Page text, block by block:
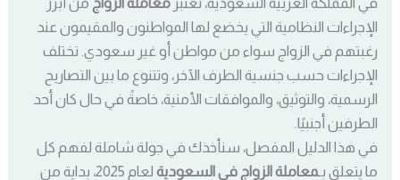
الإجراءات النظامية التي يخضع لها المواطنون والمقيمون عند
رغبتهم في الزواج سواء من مواطن أو غير سعودي. تختلف
الإجراءات حسب جنسية الطرف الآخر، وتتنوع ما بين التصاريح
الرسمية، والتوثيق، والموافقات الأمنية، خاصةً في حال كان أحد
الطرفين أجنبيًا.
في هذا الدليل المفصل، سنأخذك في جولة شاملة لفهم كل
ما يتعلق بـمعاملة الزواج في السعودية
لعام 2025، بداية من